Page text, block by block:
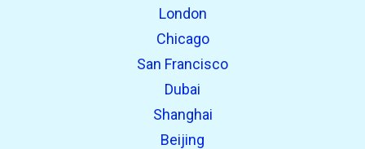
London
Chicago
San Francisco
Dubai
Shanghai
Beijing